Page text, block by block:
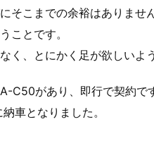
そこまでの余裕はありません
ことです。
く、とにかく足が欲しいよ
C50があり、即行で契約で
車となりました。